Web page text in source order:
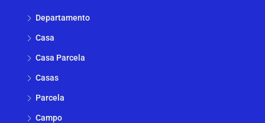
Departamento
Casa
Casa Parcela
Casas
Parcela
Campo